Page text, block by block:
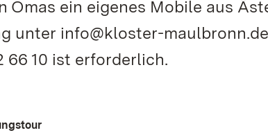
Omas ein eigenes Mobile aus
unter info@kloster-
66 10 ist erforderlich.